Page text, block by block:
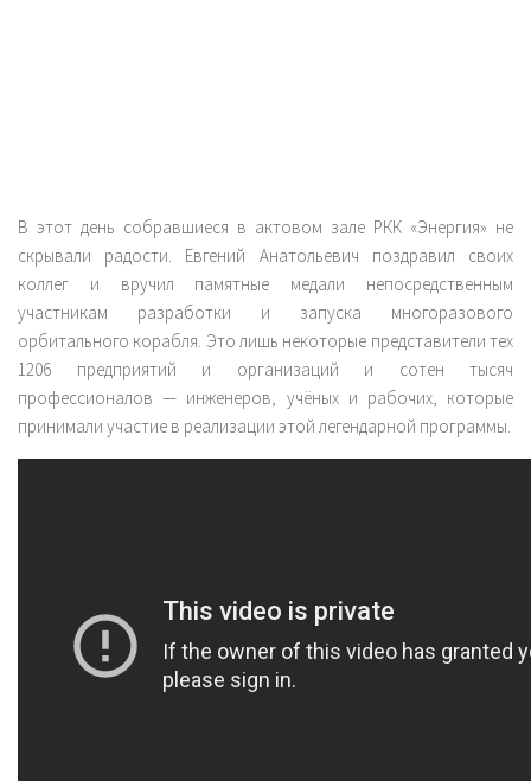
В этот день собравшиеся в актовом зале РКК «Энергия» не
скрывали радости. Евгений Анатольевич поздравил своих
коллег и вручил памятные медали непосредственным
участникам разработки и запуска многоразового
орбитального корабля. Это лишь некоторые представители тех
1206 предприятий и организаций и сотен тысяч
профессионалов — инженеров, учёных и рабочих, которые
принимали участие в реализации этой легендарной программы.